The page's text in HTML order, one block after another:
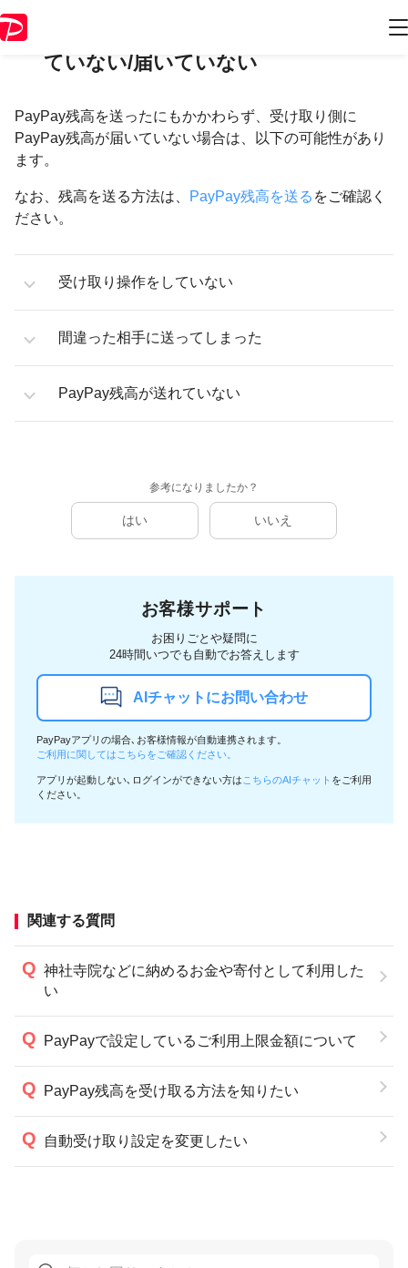
ていない/届いていない
PayPay残高を送ったにもかかわらず、受け取り側に
PayPay残高が届いていない場合は、以下の可能性があり
ます。
なお、残高を送る方法は、 PayPay残高を送る をご確認く
ださい。
受け取り操作をしていない
間違った相手に送ってしまった
PayPay残高が送れていない
参考になりましたか？
はい いいえ
お客様サポート
お困りごとや疑問に
24時間いつでも自動でお答えします
AIチャットにお問い合わせ
PayPayアプリの場合､お客様情報が自動連携されます。
ご利用に関してはこちらをご確認ください。
アプリが起動しない､ログインができない方は こちらのAIチャット をご利用
ください。
関連する質問
神社寺院などに納めるお金や寄付として利用した
い
PayPayで設定しているご利用上限金額について
PayPay残高を受け取る方法を知りたい
自動受け取り設定を変更したい